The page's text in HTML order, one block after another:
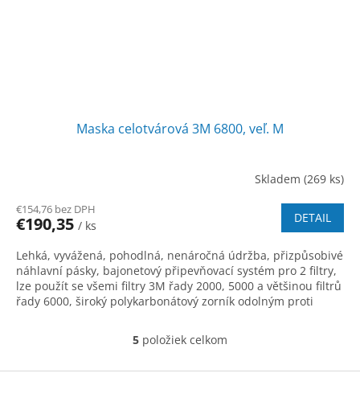
Maska celotvárová 3M 6800, veľ. M
Skladem (269 ks)
€154,76 bez DPH
€190,35 / ks
DETAIL
Lehká, vyvážená, pohodlná, nenáročná údržba, přizpůsobivé
náhlavní pásky, bajonetový připevňovací systém pro 2 filtry,
lze použít se všemi filtry 3M řady 2000, 5000 a většinou filtrů
řady 6000, široký polykarbonátový zorník odolným proti
O
l
5 položiek celkom
Z